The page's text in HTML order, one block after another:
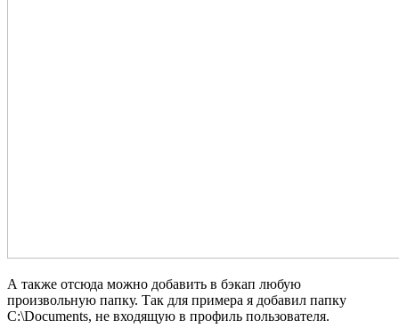
А также отсюда можно добавить в бэкап любую
произвольную папку. Так для примера я добавил папку
C:\Documents, не входящую в профиль пользователя.